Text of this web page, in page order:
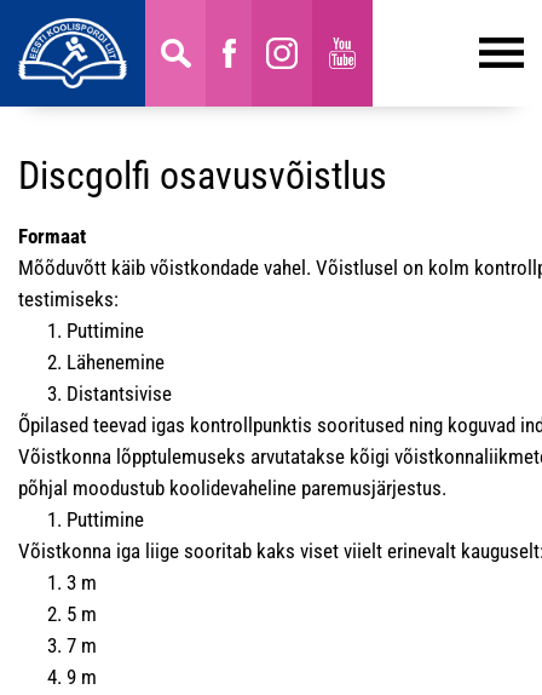
Discgolfi osavusvõistlus
Formaat
Mõõduvõtt käib võistkondade vahel. Võistlusel on kolm
testimiseks:
Puttimine
Lähenemine
Distantsivise
Õpilased teevad igas kontrollpunktis sooritused ning koguvad
Võistkonna lõpptulemuseks arvutatakse kõigi
põhjal moodustub koolidevaheline paremusjärjestus.
Puttimine
Võistkonna iga liige sooritab kaks viset viielt erinevalt
3 m
5 m
7 m
9 m